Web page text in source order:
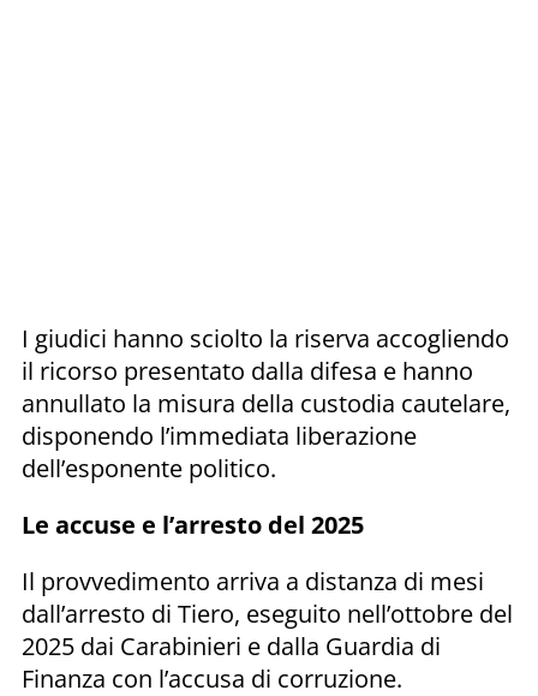
I giudici hanno sciolto la riserva accogliendo
il ricorso presentato dalla difesa e hanno
annullato la misura della custodia cautelare,
disponendo l’immediata liberazione
dell’esponente politico.
Le accuse e l’arresto del 2025
Il provvedimento arriva a distanza di mesi
dall’arresto di Tiero, eseguito nell’ottobre del
2025 dai Carabinieri e dalla Guardia di
Finanza con l’accusa di corruzione.